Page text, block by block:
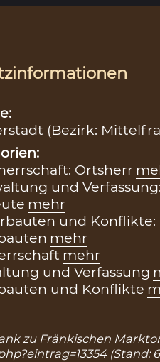
(Bezirk:
Ortsherr
und Verfassung:
mehr
und Konflikte:
mehr
mehr
und Verfassung
und Konflikte
zu Fränkischen
(Stand: